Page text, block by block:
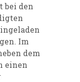
bei den
Im
dem
einen